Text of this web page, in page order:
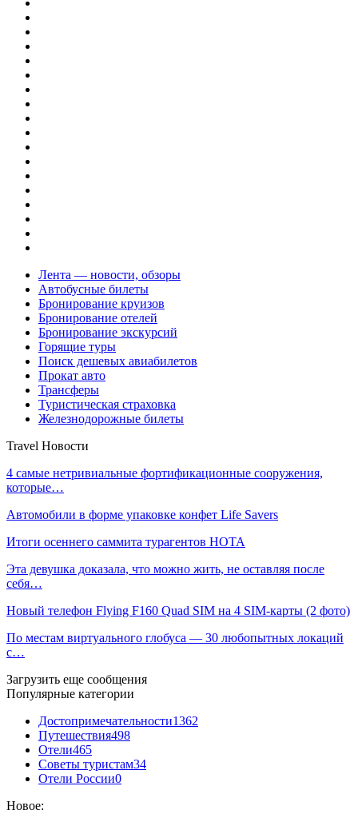
Лента — новости, обзоры
Автобусные билеты
Бронирование круизов
Бронирование отелей
Бронирование экскурсий
Горящие туры
Поиск дешевых авиабилетов
Прокат авто
Трансферы
Туристическая страховка
Железнодорожные билеты
Travel Новости
4 самые нетривиальные фортификационные сооружения,
которые…
Автомобили в форме упаковке конфет Life Savers
Итоги осеннего саммита турагентов НОТА
Эта девушка доказала, что можно жить, не оставляя после
себя…
Новый телефон Flying F160 Quad SIM на 4 SIM-карты (2 фото)
По местам виртуального глобуса — 30 любопытных локаций
с…
Загрузить еще сообщения
Популярные категории
Достопримечательности1362
Путешествия498
Отели465
Советы туристам34
Отели России0
Новое: